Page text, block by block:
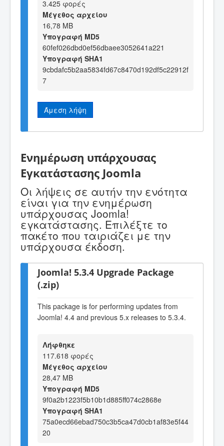
3.425 φορές
Μέγεθος αρχείου
16,78 MB
Υπογραφή MD5
60fef026dbd0ef56dbaee3052641a221
Υπογραφή SHA1
9cbdafc5b2aa5834fd67c8470d192df5c22912f
7
Άμεση λήψη
Ενημέρωση υπάρχουσας
Εγκατάστασης Joomla
Οι λήψεις σε αυτήν την ενότητα
είναι για την ενημέρωση
υπάρχουσας Joomla!
εγκατάστασης. Επιλέξτε το
πακέτο που ταιριάζει με την
υπάρχουσα έκδοση.
Joomla! 5.3.4 Upgrade Package
(.zip)
This package is for performing updates from
Joomla! 4.4 and previous 5.x releases to 5.3.4.
Λήφθηκε
117.618 φορές
Μέγεθος αρχείου
28,47 MB
Υπογραφή MD5
9f0a2b1223f5b10b1d885ff074c2868e
Υπογραφή SHA1
75a0ecd66ebad750c3b5ca47d0cb1af83e5f44
20